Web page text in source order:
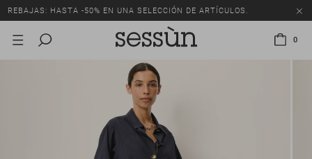
REBAJAS: HASTA -50% EN UNA SELECCIÓN DE ARTÍCULOS.
0